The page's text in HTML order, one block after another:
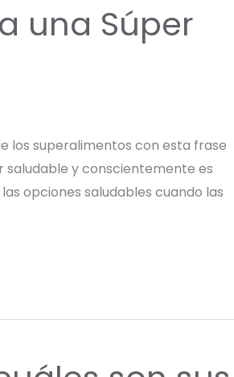
una Súper
los superalimentos con esta frase
saludable y conscientemente es
opciones saludables cuando las